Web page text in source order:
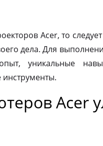
Acer, то
дела. Для
уникальные
Acer